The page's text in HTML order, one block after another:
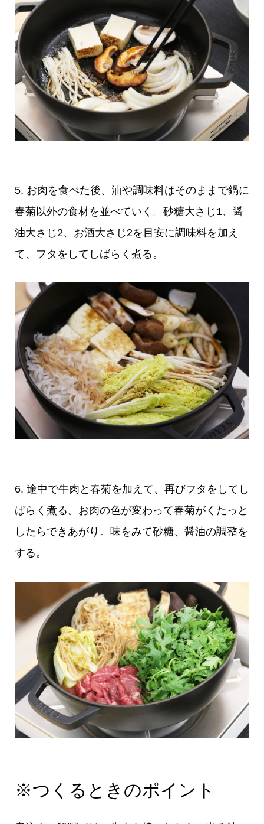
5. お肉を食べた後、油や調味料はそのままで鍋に
春菊以外の食材を並べていく。砂糖大さじ1、醤
油大さじ2、お酒大さじ2を目安に調味料を加え
て、フタをしてしばらく煮る。
6. 途中で牛肉と春菊を加えて、再びフタをしてし
ばらく煮る。お肉の色が変わって春菊がくたっと
したらできあがり。味をみて砂糖、醤油の調整を
する。
※つくるときのポイント